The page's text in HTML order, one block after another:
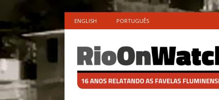
ENGLISH PORTUGUÊS